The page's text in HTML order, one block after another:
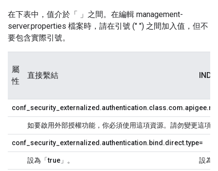
在下表中，值介於「 」之間。在編輯 management-
server.properties 檔案時，請在引號 (" ") 之間加入值，但不
要包含實際引號。
屬
性
直接繫結
如要啟用外部授權功能，你必須使用這項資源。請勿變更這項
conf_security_externalized.authentication.bind.direct.type=
設為「true 」。 設為